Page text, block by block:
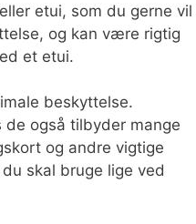
etui, som du gerne vil
og kan være rigtig
et etui.
beskyttelse.
også tilbyder mange
og andre vigtige
skal bruge lige ved